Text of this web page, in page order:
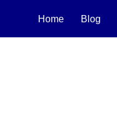
Home Blog